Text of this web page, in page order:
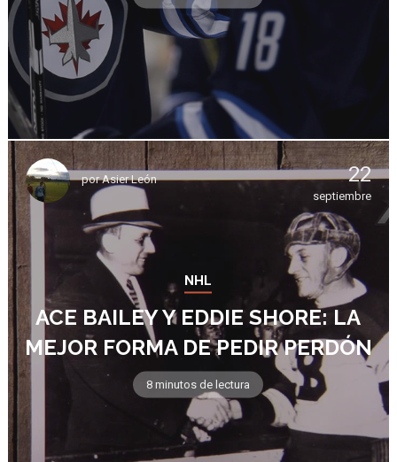
porAsier León 22
septiembre
NHL
ACE BAILEY Y EDDIE SHORE: LA
MEJOR FORMA DE PEDIR PERDÓN
8 minutos de lectura